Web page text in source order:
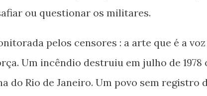
ou questionar os militares.
pelos censores : a arte que é a voz
Um incêndio destruiu em julho de 1978
do Rio de Janeiro. Um povo sem registro